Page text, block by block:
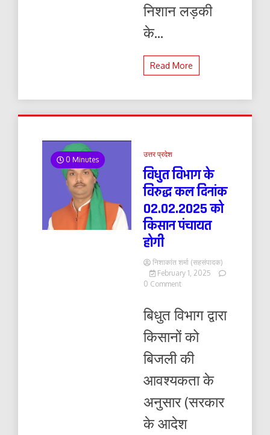
निशान लड़की
के...
Read More
0 Minutes
उत्तर प्रदेश
विधुत विभाग के
विरुद्ध कल दिनांक
02.02.2025 को
किसान पंचायत
होगी
निशाकांत शर्मा (सहसंपादक)
February 1, 2025
0 Commenton
के
विरुद्ध
कल
02.02.2025
किसान
होगी
बिधुत विभाग द्वारा
किसानों को
बिजली की
आवश्यकता के
अनुसार (सरकार
के आदेश